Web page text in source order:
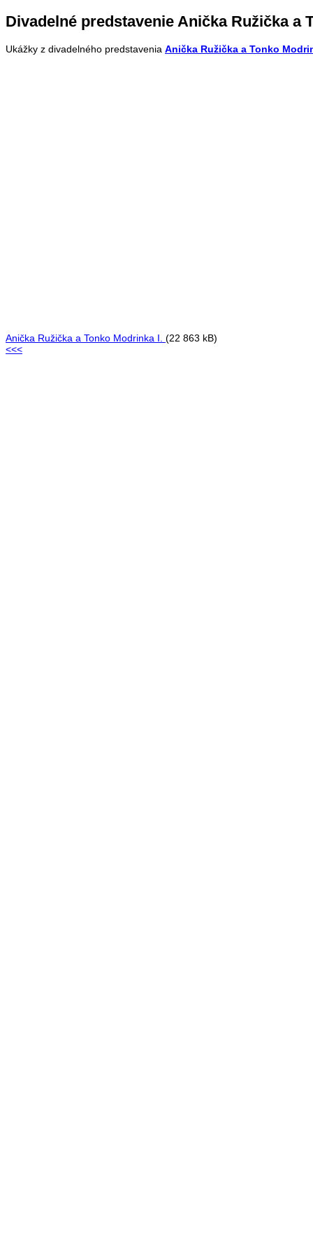
Divadelné predstavenie Anička Ružička a
Ukážky z divadelného predstavenia Anička Ružička a Tonko
Anička Ružička a Tonko Modrinka I. (22 863 kB)
<<<